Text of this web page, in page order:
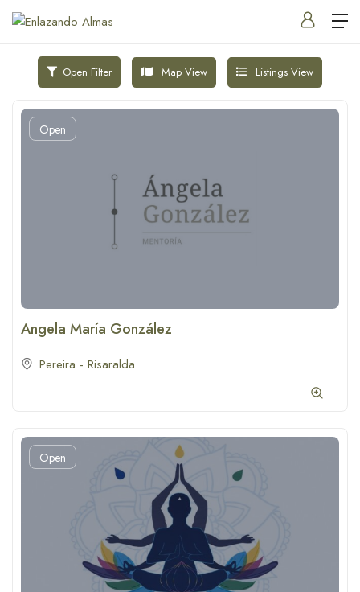
Open Filter Map View Listings View
Open
Angela María González
Pereira - Risaralda
Open